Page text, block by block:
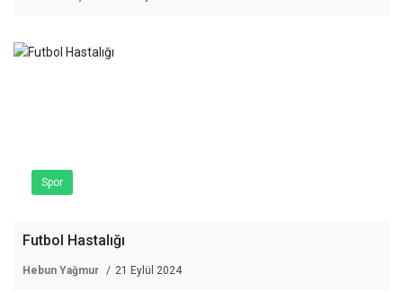
Spor
Futbol Hastalığı
Hebun Yağmur 21 Eylül 2024